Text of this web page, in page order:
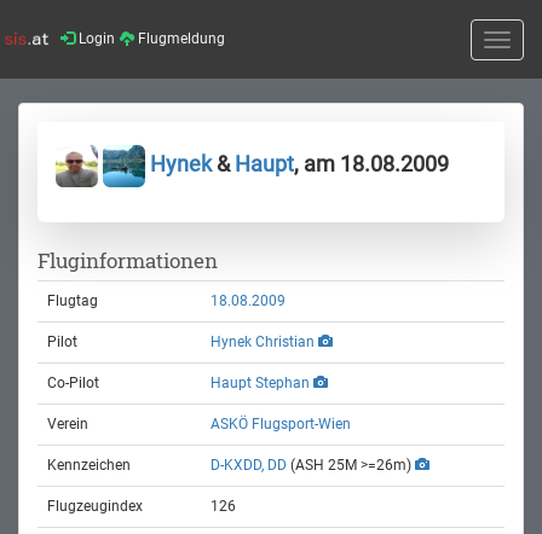
Login Flugmeldung
Toggle
Hynek&Haupt, am 18.08.2009
Fluginformationen
Flugtag 18.08.2009
Pilot Hynek Christian
Co-Pilot Haupt Stephan
Verein ASKÖ Flugsport-Wien
Kennzeichen D-KXDD, DD (ASH 25M >=26m)
Flugzeugindex 126